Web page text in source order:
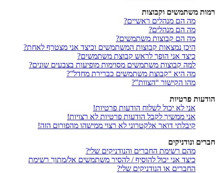
רמות משתמשים וקבוצות
מה הם מנהלים ראשיים?
מה הם מנהלים?
מה הם קבוצות משתמשים?
היכן נמצאות קבוצות המשתמשים וכיצד אני מצטרף לאחת?
כיצד אני הופך לראש קבוצת משתמשים?
למה קבוצות משתמשים מסוימות מופיעות בצבעים שונים?
מה היא “קבוצת משתמשים כברירת מחדל”?
מהו הקישור “הצוות”?
הודעות פרטיות
אני לא יכול לשלוח הודעות פרטיות!
אני ממשיך לקבל הודעות פרטיות לא רצויות!
קיבלתי דואר אלקטרוני לא רצוי ממישהו מהפורום הזה!
חברים ונודניקים
מהם רשימת החברים והנודניקים שלי?
כיצד אני יכול להוסיף / להסיר משתמשים אל/מתוך רשימת
החברים או הנודניקים שלי?